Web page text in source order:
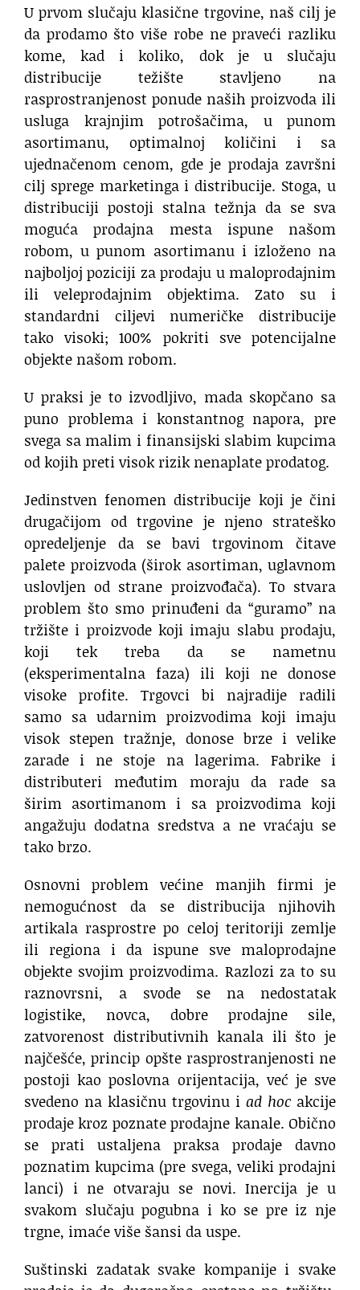
U prvom slučaju klasične trgovine, naš cilj je
da prodamo što više robe ne praveći razliku
kome, kad i koliko, dok je u slučaju
distribucije težište stavljeno na
rasprostranjenost ponude naših proizvoda ili
usluga krajnjim potrošačima, u punom
asortimanu, optimalnoj količini i sa
ujednačenom cenom, gde je prodaja završni
cilj sprege marketinga i distribucije. Stoga, u
distribuciji postoji stalna težnja da se sva
moguća prodajna mesta ispune našom
robom, u punom asortimanu i izloženo na
najboljoj poziciji za prodaju u maloprodajnim
ili veleprodajnim objektima. Zato su i
standardni ciljevi numeričke distribucije
tako visoki; 100% pokriti sve potencijalne
objekte našom robom.
U praksi je to izvodljivo, mada skopčano sa
puno problema i konstantnog napora, pre
svega sa malim i finansijski slabim kupcima
od kojih preti visok rizik nenaplate prodatog.
Jedinstven fenomen distribucije koji je čini
drugačijom od trgovine je njeno strateško
opredeljenje da se bavi trgovinom čitave
palete proizvoda (širok asortiman, uglavnom
uslovljen od strane proizvođača). To stvara
problem što smo prinuđeni da “guramo” na
tržište i proizvode koji imaju slabu prodaju,
koji tek treba da se nametnu
(eksperimentalna faza) ili koji ne donose
visoke profite. Trgovci bi najradije radili
samo sa udarnim proizvodima koji imaju
visok stepen tražnje, donose brze i velike
zarade i ne stoje na lagerima. Fabrike i
distributeri međutim moraju da rade sa
širim asortimanom i sa proizvodima koji
angažuju dodatna sredstva a ne vraćaju se
tako brzo.
Osnovni problem većine manjih firmi je
nemogućnost da se distribucija njihovih
artikala rasprostre po celoj teritoriji zemlje
ili regiona i da ispune sve maloprodajne
objekte svojim proizvodima. Razlozi za to su
raznovrsni, a svode se na nedostatak
logistike, novca, dobre prodajne sile,
zatvorenost distributivnih kanala ili što je
najčešće, princip opšte rasprostranjenosti ne
postoji kao poslovna orijentacija, već je sve
svedeno na klasičnu trgovinu i ad hoc akcije
prodaje kroz poznate prodajne kanale. Obično
se prati ustaljena praksa prodaje davno
poznatim kupcima (pre svega, veliki prodajni
lanci) i ne otvaraju se novi. Inercija je u
svakom slučaju pogubna i ko se pre iz nje
trgne, imaće više šansi da uspe.
Suštinski zadatak svake kompanije i svake